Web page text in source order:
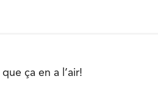
ça en a l’air!